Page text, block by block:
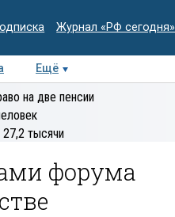
Журнал «РФ сегодня»
Ещё
Деловая
на две пенсии
тысячи
форума